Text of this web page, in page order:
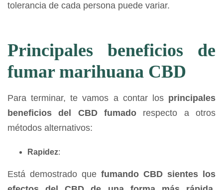
tolerancia de cada persona puede variar.
Principales beneficios de
fumar marihuana CBD
Para terminar, te vamos a contar los principales
beneficios del CBD fumado respecto a otros
métodos alternativos:
Rapidez:
Está demostrado que fumando CBD sientes los